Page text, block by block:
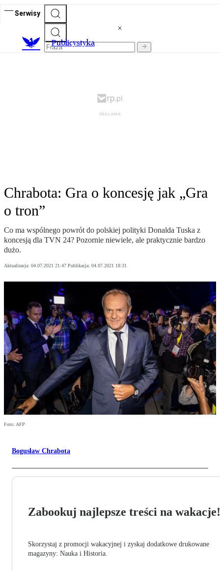
Serwisy
Publicystyka
Chrabota: Gra o koncesję jak „Gra
o tron”
Co ma wspólnego powrót do polskiej polityki Donalda Tuska z
koncesją dla TVN 24? Pozornie niewiele, ale praktycznie bardzo
dużo.
Aktualizacja: 04.07.2021 21:47 Publikacja: 04.07.2021 18:31
Foto: AFP
Bogusław Chrabota
Zabookuj najlepsze treści na wakacje!
Skorzystaj z promocji wakacyjnej i zyskaj dodatkowe drukowane
magazyny: Nauka i Historia.